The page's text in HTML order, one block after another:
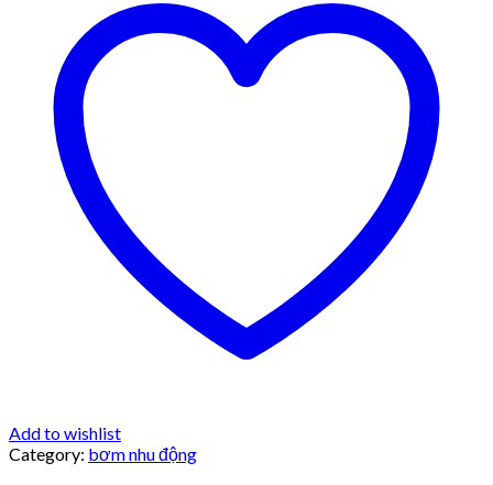
Add to wishlist
Category: bơm nhu động